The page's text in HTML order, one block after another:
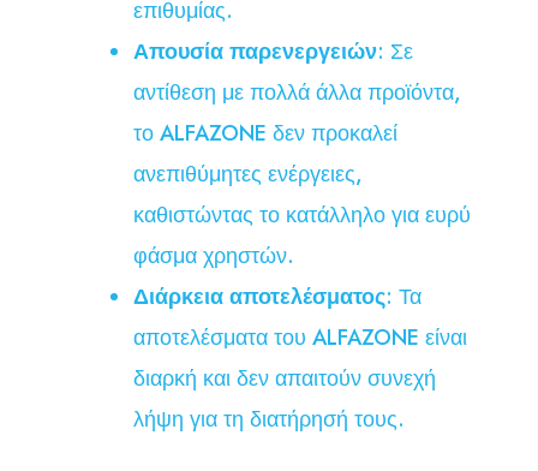
επιθυμίας.
Απουσία παρενεργειών: Σε
αντίθεση με πολλά άλλα προϊόντα,
το ALFAZONE δεν προκαλεί
ανεπιθύμητες ενέργειες,
καθιστώντας το κατάλληλο για ευρύ
φάσμα χρηστών.
Διάρκεια αποτελέσματος: Τα
αποτελέσματα του ALFAZONE είναι
διαρκή και δεν απαιτούν συνεχή
λήψη για τη διατήρησή τους.